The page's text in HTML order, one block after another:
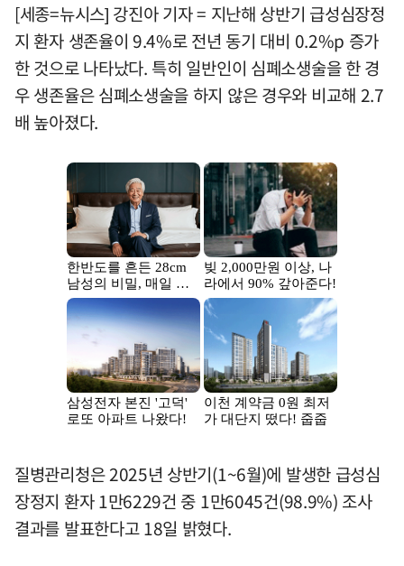
[세종=뉴시스] 강진아 기자 = 지난해 상반기 급성심장정
지 환자 생존율이 9.4%로 전년 동기 대비 0.2%p 증가
한 것으로 나타났다. 특히 일반인이 심폐소생술을 한 경
우 생존율은 심폐소생술을 하지 않은 경우와 비교해 2.7
배 높아졌다.
질병관리청은 2025년 상반기(1~6월)에 발생한 급성심
장정지 환자 1만6229건 중 1만6045건(98.9%) 조사
결과를 발표한다고 18일 밝혔다.